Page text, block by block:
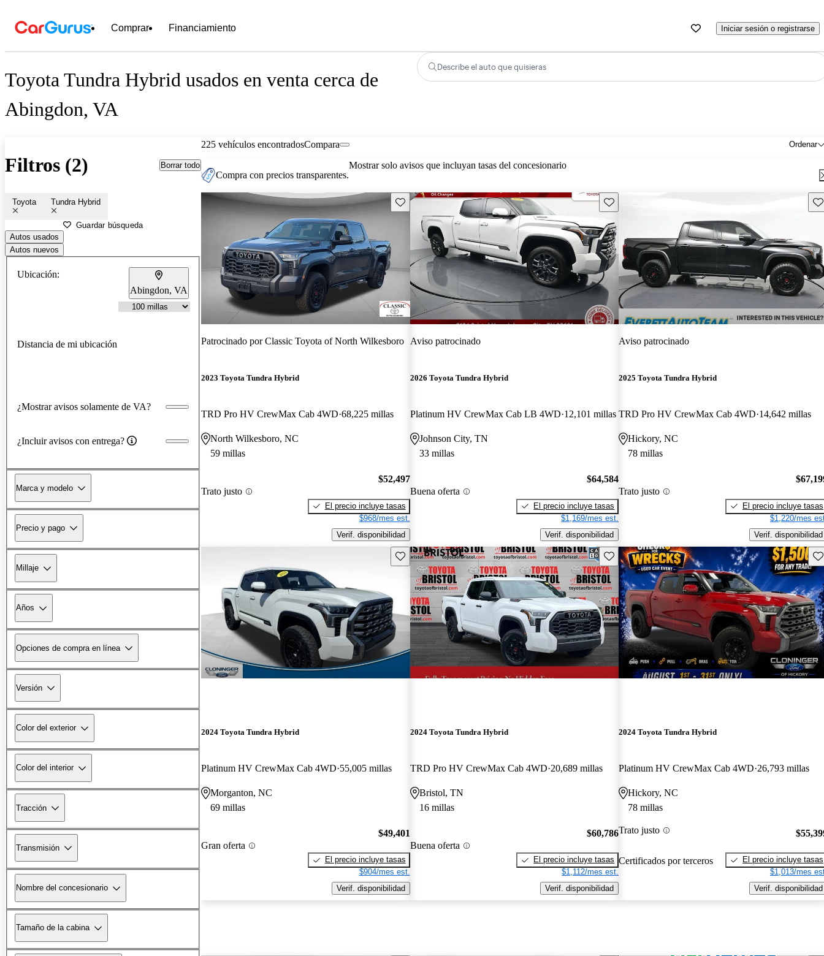
Comprar Financiamiento Iniciar sesión o registrarse
Toyota Tundra Hybrid usados en venta cerca de
Abingdon, VA
Describe el auto que quisieras
Filtros (2) Borrar todo
Toyota Tundra Hybrid
Guardar búsqueda
Autos usados
Autos nuevos
Ubicación:
Abingdon, VA
Distancia de mi ubicación
¿Mostrar avisos solamente de VA?
¿Incluir avisos con entrega?
Marca y modelo
Precio y pago
Millaje
Años
Opciones de compra en línea
Versión
Color del exterior
Color del interior
Tracción
Transmisión
Nombre del concesionario
Tamaño de la cabina
225 vehículos encontrados Ordenar
Compara
Compra con precios transparentes.
Mostrar solo avisos que incluyan tasas del concesionario
Guarda este Aviso
Patrocinado porClassic Toyota of North Wilkesboro
2023 Toyota Tundra Hybrid
TRD Pro HV CrewMax Cab 4WD 68,225 millas
North Wilkesboro, NC
59 millas
Trato justo
$52,497
El precio incluye tasas
$968/mes est.
Verif. disponibilidad
Guarda este Aviso
Aviso patrocinado
2026 Toyota Tundra Hybrid
Platinum HV CrewMax Cab LB 4WD 12,101 millas
Johnson City, TN
33 millas
Buena oferta
$64,584
El precio incluye tasas
$1,169/mes est.
Verif. disponibilidad
Aviso patrocinado
2025 Toyota Tundra Hybrid
TRD Pro HV CrewMax Cab 4WD 14,642 millas
Hickory, NC
78 millas
Trato justo
El precio incluye tasas
$1,220/mes
Verif. disponibilidad
Guarda este Aviso
2024 Toyota Tundra Hybrid
Platinum HV CrewMax Cab 4WD 55,005 millas
Morganton, NC
69 millas
Gran oferta
$49,401
El precio incluye tasas
$904/mes est.
Verif. disponibilidad
Guarda este Aviso
2024 Toyota Tundra Hybrid
TRD Pro HV CrewMax Cab 4WD 20,689 millas
Bristol, TN
16 millas
Buena oferta
$60,786
El precio incluye tasas
$1,112/mes est.
Verif. disponibilidad
¡Nuevo!
2024 Toyota Tundra Hybrid
Platinum HV CrewMax Cab 4WD 26,793 millas
Hickory, NC
78 millas
Trato justo
Certificados por terceros
El precio incluye tasas
$1,013/mes
Verif. disponibilidad